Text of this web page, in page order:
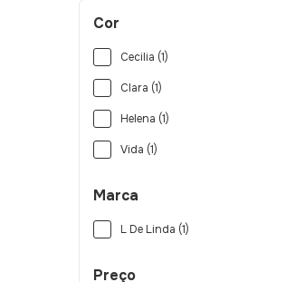
Cor
Cecilia (1)
Clara (1)
Helena (1)
Vida (1)
Marca
L De Linda (1)
Preço